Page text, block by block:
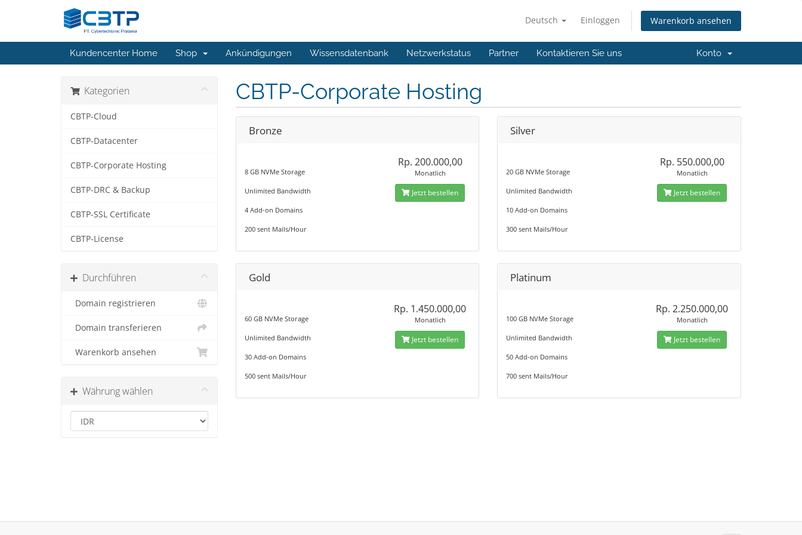
Deutsch Einloggen Warenkorb ansehen
Kundencenter Home Shop Ankündigungen Wissensdatenbank Netzwerkstatus Partner Kontaktieren Sie uns Konto
Kategorien
CBTP-Cloud
CBTP-Datacenter
CBTP-Corporate Hosting
CBTP-DRC & Backup
CBTP-SSL Certificate
CBTP-License
Durchführen
Domain registrieren
Domain transferieren
Warenkorb ansehen
Währung wählen
CBTP-Corporate Hosting
Bronze
8 GB NVMe Storage
Unlimited Bandwidth
4 Add-on Domains
200 sent Mails/Hour
Rp. 200.000,00
Monatlich
Jetzt bestellen
Silver
20 GB NVMe Storage
Unlimited Bandwidth
10 Add-on Domains
300 sent Mails/Hour
Rp. 550.000,00
Monatlich
Jetzt bestellen
Gold
60 GB NVMe Storage
Unlimited Bandwidth
30 Add-on Domains
500 sent Mails/Hour
Rp. 1.450.000,00
Monatlich
Jetzt bestellen
Platinum
100 GB NVMe Storage
Unlimited Bandwidth
50 Add-on Domains
700 sent Mails/Hour
Rp. 2.250.000,00
Monatlich
Jetzt bestellen